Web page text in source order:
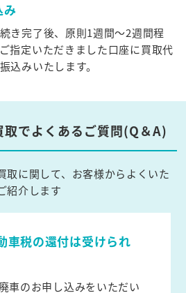
み
き完了後、原則1週間～2週間程
指定いただきました口座に買取代
込みいたします。
取でよくあるご質問(Q＆A)
取に関して、お客様からよくいた
紹介します
車税の還付は受けられ
車のお申し込みをいただい